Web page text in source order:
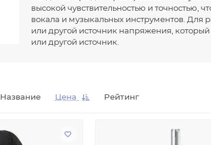
высокой чувствительностью и точностью,
вокала и музыкальных инструментов. Для
или другой источник напряжения,
или другой источник.
Название Цена Рейтинг